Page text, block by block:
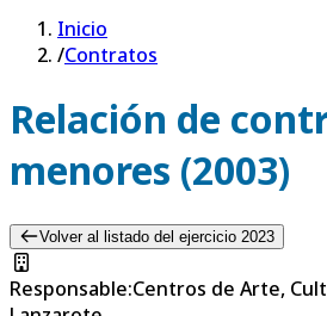
Inicio
/Contratos
Relación de
menores (2003)
Volver al listado del ejercicio 2023
Responsable:Centros de Arte,